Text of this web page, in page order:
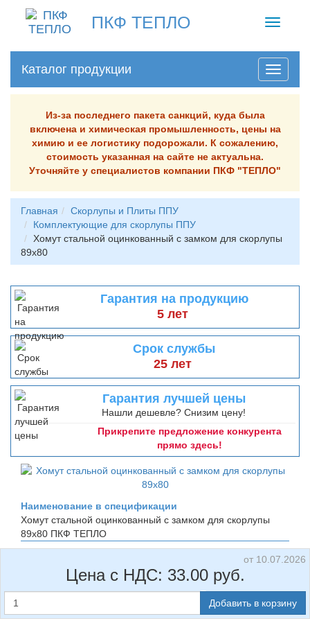
ПКФ ТЕПЛО
Toggle
Каталог продукции
Из-за последнего пакета санкций, куда была
включена и химическая промышленность, цены на
химию и ее логистику подорожали. К сожалению,
стоимость указанная на сайте не актуальна.
Уточняйте у специалистов компании ПКФ "ТЕПЛО"
Главная
Скорлупы и Плиты ППУ
Комплектующие для скорлупы ППУ
Хомут стальной оцинкованный с замком для скорлупы
89х80
Гарантия на продукцию
5 лет
Срок службы
25 лет
Гарантия лучшей цены
Нашли дешевле? Снизим цену!
Прикрепите предложение конкурента
прямо здесь!
Наименование в спецификации
Хомут стальной оцинкованный с замком для скорлупы
89х80 ПКФ ТЕПЛО
от 10.07.2026
Цена с НДС: 33.00руб.
Добавить в корзину